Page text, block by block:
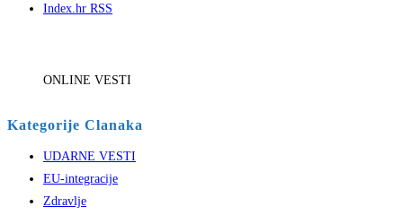
Index.hr RSS
ONLINE VESTI
Kategorije Clanaka
UDARNE VESTI
EU-integracije
Zdravlje